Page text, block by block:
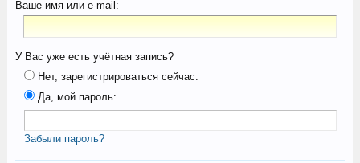
Ваше имя или e-mail:
У Вас уже есть учётная запись?
Нет, зарегистрироваться сейчас.
Да, мой пароль:
Забыли пароль?